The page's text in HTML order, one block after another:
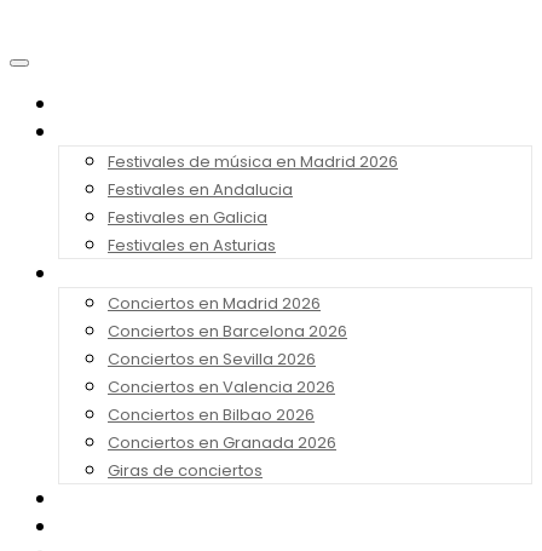
Festivales de música en Madrid 2026
Festivales en Andalucia
Festivales en Galicia
Festivales en Asturias
Conciertos en Madrid 2026
Conciertos en Barcelona 2026
Conciertos en Sevilla 2026
Conciertos en Valencia 2026
Conciertos en Bilbao 2026
Conciertos en Granada 2026
Giras de conciertos